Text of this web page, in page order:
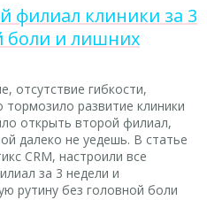
филиал клиники за 3
боли и лишних
отсутствие гибкости,
развитие клиники
открыть второй филиал,
далеко не уедешь. В статье
CRM, настроили все
за 3 недели и
рутину без головной боли